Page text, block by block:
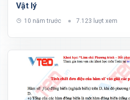
Vật lý
10 năm trước 7.123 lượt xem